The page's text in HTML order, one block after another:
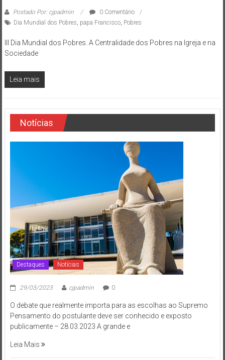
Postado Por: cjpadmin
0 Comentário
Dia Mundial dos Pobres, papa Francisco, Pobres
III Dia Mundial dos Pobres. A Centralidade dos Pobres na Igreja e na
Sociedade
Leia mais
Notícias
Destaques Notícias
29/03/2023 cjpadmin 0
O debate que realmente importa para as escolhas ao Supremo
Pensamento do postulante deve ser conhecido e exposto
publicamente – 28.03.2023 A grande e
Leia Mais